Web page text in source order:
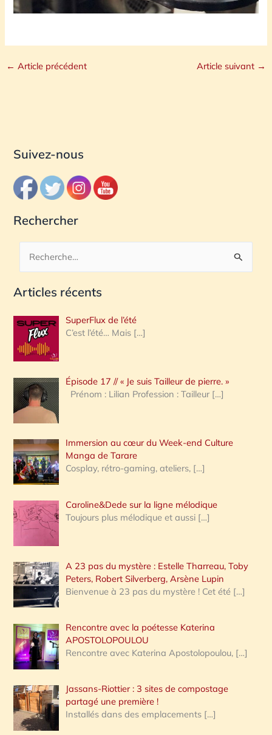
← Article précédent Article suivant →
Suivez-nous
Rechercher
c
e
r
c
h
e
:
Articles récents
SuperFlux de l’été
C’est l’été… Mais […]
Épisode 17 // « Je suis Tailleur de pierre. »
Prénom : Lilian Profession : Tailleur […]
Immersion au cœur du Week-end Culture
Manga de Tarare
Cosplay, rétro-gaming, ateliers, […]
Caroline&Dede sur la ligne mélodique
Toujours plus mélodique et aussi […]
A 23 pas du mystère : Estelle Tharreau, Toby
Peters, Robert Silverberg, Arsène Lupin
Bienvenue à 23 pas du mystère ! Cet été […]
Rencontre avec la poétesse Katerina
APOSTOLOPOULOU
Rencontre avec Katerina Apostolopoulou, […]
Jassans-Riottier : 3 sites de compostage
partagé une première !
Installés dans des emplacements […]